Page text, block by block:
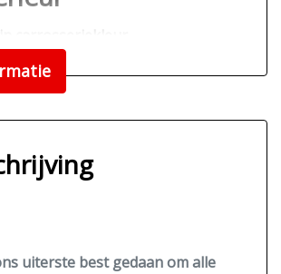
uiterste best gedaan om alle